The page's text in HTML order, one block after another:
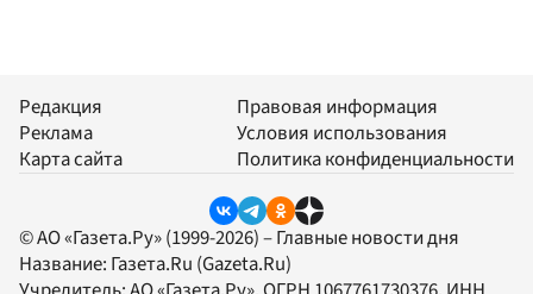
Редакция
Реклама
Карта сайта
Правовая информация
Условия использования
Политика конфиденциальности
© АО «Газета.Ру» (1999-2026) – Главные новости дня
Название: Газета.Ru (Gazeta.Ru)